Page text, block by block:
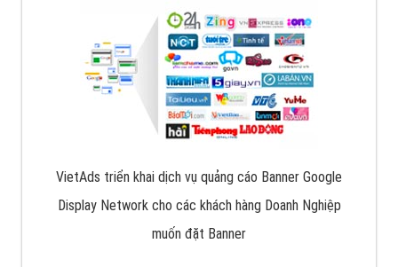
VietAds triển khai dịch vụ quảng cáo Banner Google
Display Network cho các khách hàng Doanh Nghiệp
muốn đặt Banner